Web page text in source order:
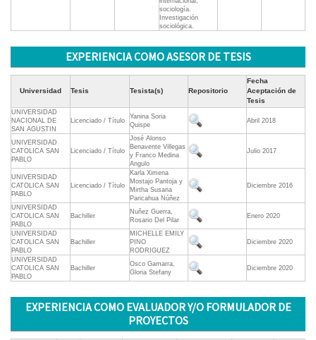
sociología.
Investigación
sociológica.
EXPERIENCIA COMO ASESOR DE TESIS
Universidad Tesis Tesista(s) Repositorio
Fecha
Aceptación de
Tesis
UNIVERSIDAD
NACIONAL DE
SAN AGUSTIN
Licenciado / Título
Yanina Soria
Quispe
Abril 2018
UNIVERSIDAD
CATOLICA SAN
PABLO
Licenciado / Título
José Alonso
Benavente Villegas
y Franco Medina
Angulo
Julio 2017
UNIVERSIDAD
CATOLICA SAN
PABLO
Licenciado / Título
Karla Ximena
Mostajo Pantoja y
Mirtha Susana
Paricahua Núñez
Diciembre 2016
UNIVERSIDAD
CATOLICA SAN
PABLO
Bachiller
Nuñez Guerra,
Rosario Del Pilar
Enero 2020
UNIVERSIDAD
CATOLICA SAN
PABLO
Bachiller
MICHELLE EMILY
PINO
RODRIGUEZ
Diciembre 2020
UNIVERSIDAD
CATOLICA SAN
PABLO
Bachiller
Osco Gamarra,
Gloria Stefany
Diciembre 2020
EXPERIENCIA COMO EVALUADOR Y/O FORMULADOR DE
PROYECTOS